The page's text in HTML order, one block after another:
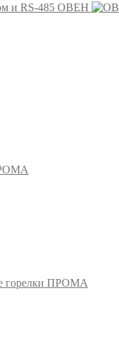
и RS-485 ОВЕН
горелки ПРОМА